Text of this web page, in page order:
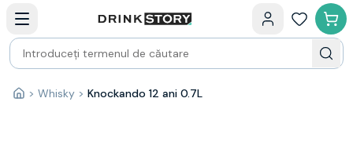
Bauturi fine — selectie
Produse Noi
Cosuri cadou
Pachete & Cadouri
VinAcasă
> Whisky > Knockando 12 ani 0.7L